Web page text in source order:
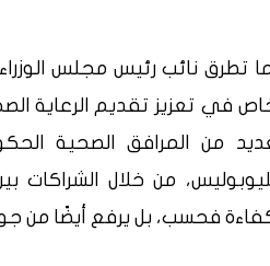
تطرق نائب رئيس مجلس
في تعزيز تقديم الرعاية
من المرافق الصحية
من خلال الشراكات
فحسب، بل يرفع أيضًا من